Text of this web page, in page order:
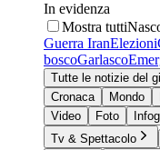
In evidenza
Mostra tutti
Guerra IranElezioni
boscoGarlasco
Tutte le notizie del
Cronaca
Mondo
Video
Foto
Tv & Spettacolo